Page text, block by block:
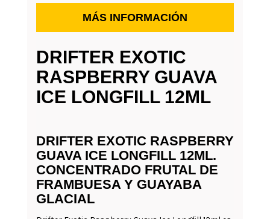
MÁS INFORMACIÓN
DRIFTER EXOTIC
RASPBERRY GUAVA
ICE LONGFILL 12ML
DRIFTER EXOTIC RASPBERRY
GUAVA ICE LONGFILL 12ML.
CONCENTRADO FRUTAL DE
FRAMBUESA Y GUAYABA
GLACIAL